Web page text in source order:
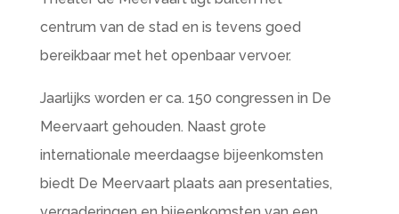
centrum van de stad en is tevens goed
bereikbaar met het openbaar vervoer.
Jaarlijks worden er ca. 150 congressen in De
Meervaart gehouden. Naast grote
internationale meerdaagse bijeenkomsten
biedt De Meervaart plaats aan presentaties,